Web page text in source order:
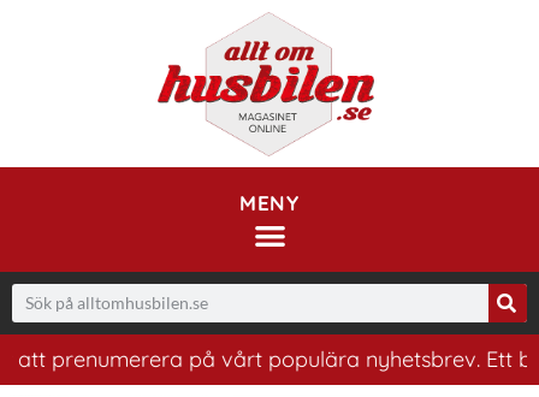
MENY
på vårt populära nyhetsbrev. Ett bra